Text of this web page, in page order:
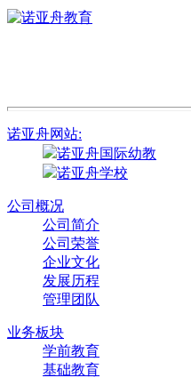
诺亚舟网站:
诺亚舟国际幼教
诺亚舟学校
公司概况
公司简介
公司荣誉
企业文化
发展历程
管理团队
业务板块
学前教育
基础教育